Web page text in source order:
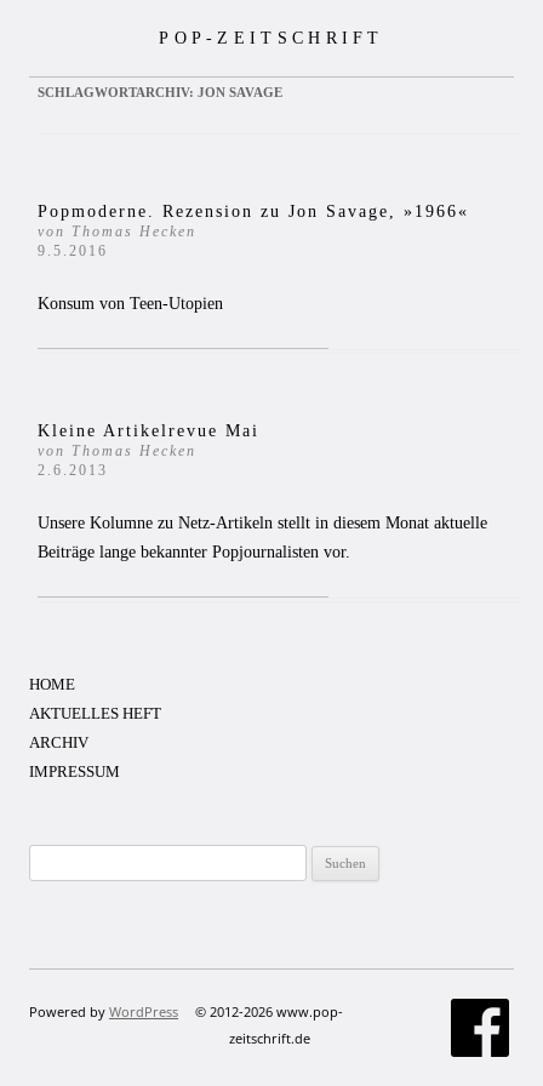
POP-ZEITSCHRIFT
SCHLAGWORTARCHIV: JON SAVAGE
Popmoderne. Rezension zu Jon Savage, »1966«
von Thomas Hecken
9.5.2016
Konsum von Teen-Utopien
Kleine Artikelrevue Mai
von Thomas Hecken
2.6.2013
Unsere Kolumne zu Netz-Artikeln stellt in diesem Monat aktuelle
Beiträge lange bekannter Popjournalisten vor.
HOME
AKTUELLES HEFT
ARCHIV
IMPRESSUM
nach:
Powered by WordPress
© 2012-2026 www.pop-
zeitschrift.de